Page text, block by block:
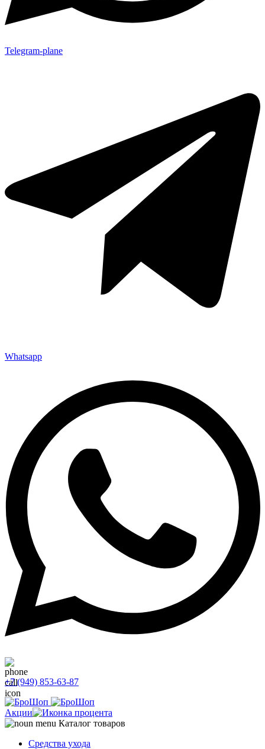
Telegram-plane
Whatsapp
+7 (949) 853-63-87
Акции
Каталог товаров
Средства ухода